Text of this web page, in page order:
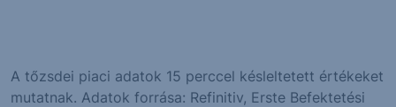
A tőzsdei piaci adatok 15 perccel késleltetett értékeket
mutatnak. Adatok forrása: Refinitiv, Erste Befektetési